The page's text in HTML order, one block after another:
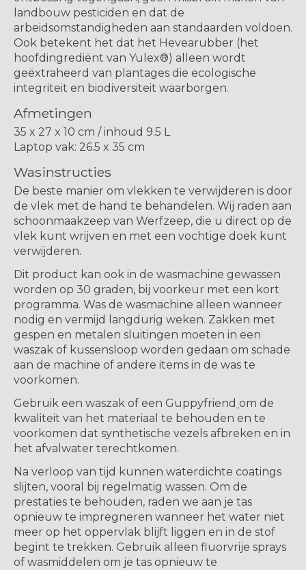
landbouw pesticiden en dat de
arbeidsomstandigheden aan standaarden voldoen.
Ook betekent het dat het Hevearubber (het
hoofdingrediënt van Yulex®) alleen wordt
geëxtraheerd van plantages die ecologische
integriteit en biodiversiteit waarborgen.
Afmetingen
35 x 27 x 10 cm / inhoud 9.5 L
Laptop vak: 26.5 x 35 cm
Wasinstructies
De beste manier om vlekken te verwijderen is door
de vlek met de hand te behandelen. Wij raden aan
schoonmaakzeep van Werfzeep, die u direct op de
vlek kunt wrijven en met een vochtige doek kunt
verwijderen.
Dit product kan ook in de wasmachine gewassen
worden op 30 graden, bij voorkeur met een kort
programma. Was de wasmachine alleen wanneer
nodig en vermijd langdurig weken. Zakken met
gespen en metalen sluitingen moeten in een
waszak of kussensloop worden gedaan om schade
aan de machine of andere items in de was te
voorkomen.
Gebruik een waszak of een Guppyfriend om de
kwaliteit van het materiaal te behouden en te
voorkomen dat synthetische vezels afbreken en in
het afvalwater terechtkomen.
Na verloop van tijd kunnen waterdichte coatings
slijten, vooral bij regelmatig wassen. Om de
prestaties te behouden, raden we aan je tas
opnieuw te impregneren wanneer het water niet
meer op het oppervlak blijft liggen en in de stof
begint te trekken. Gebruik alleen fluorvrije sprays
of wasmiddelen om je tas opnieuw te